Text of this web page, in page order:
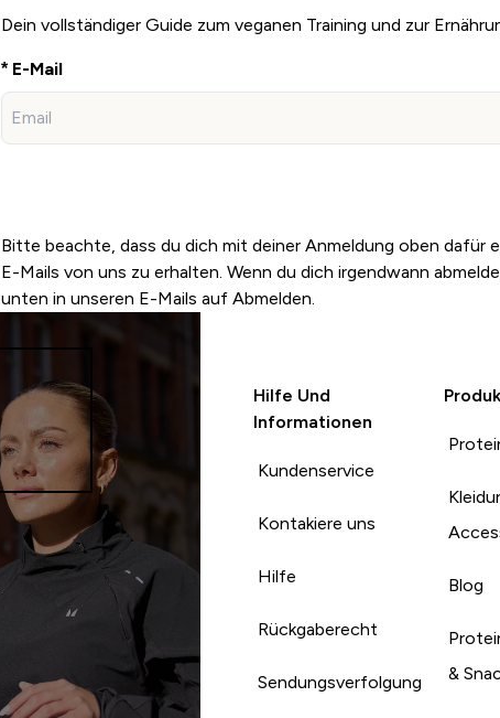
Dein vollständiger Guide zum veganen Training und zur
E-Mail
Bitte beachte, dass du dich mit deiner Anmeldung oben dafür
E-Mails von uns zu erhalten. Wenn du dich irgendwann
unten in unseren E-Mails auf Abmelden.
Hilfe Und
Informationen
Kundenservice
Kontakiere uns
Hilfe
Rückgaberecht
Sendungsverfolgung
Blog
&